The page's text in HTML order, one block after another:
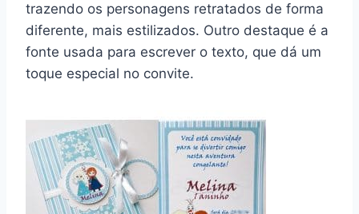
trazendo os personagens retratados de forma
diferente, mais estilizados. Outro destaque é a
fonte usada para escrever o texto, que dá um
toque especial no convite.